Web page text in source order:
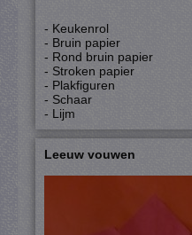
- Keukenrol
- Bruin papier
- Rond bruin papier
- Stroken papier
- Plakfiguren
- Schaar
- Lijm
Leeuw vouwen